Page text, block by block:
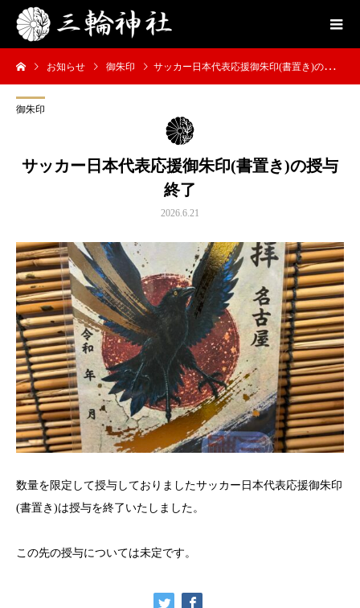
お知らせ 御朱印 サッカー日本代表応援御朱印(書置き)の授与終了
御朱印
サッカー日本代表応援御朱印(書置き)の授与
終了
2026.6.21
数量を限定して授与しておりましたサッカー日本代表応援御朱印
(書置き)は授与を終了いたしました。
この先の授与については未定です。